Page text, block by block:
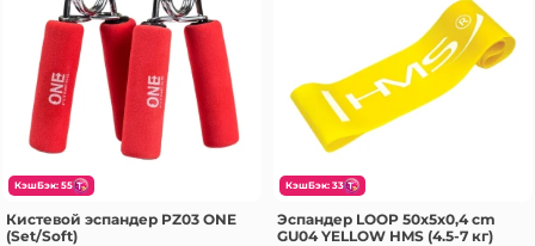
КэшБэк: 55
Кистевой эспандер PZ03 ONE
(Set/Soft)
КэшБэк: 33
Эспандер LOOP 50x5x0,4 cm
GU04 YELLOW HMS (4.5-7 кг)